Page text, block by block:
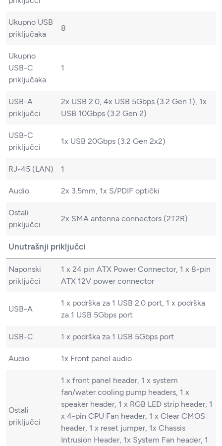
Ukupno USB
priključaka
8
Ukupno
USB-C
priključaka
1
USB-A
priključci
2x USB 2.0, 4x USB 5Gbps (3.2 Gen 1), 1x
USB 10Gbps (3.2 Gen 2)
USB-C
priključci
1x USB 20Gbps (3.2 Gen 2x2)
RJ-45 (LAN) 1
Audio 2x 3.5mm, 1x S/PDIF optički
Ostali
priključci
2x SMA antenna connectors (2T2R)
Unutrašnji priključci
Naponski
priključci
1 x 24 pin ATX Power Connector, 1 x 8-pin
ATX 12V power connector
USB-A
1 x podrška za 1 USB 2.0 port, 1 x podrška
za 1 USB 5Gbps port
USB-C 1 x podrška za 1 USB 5Gbps port
Audio 1x Front panel audio
Ostali
priključci
1 x front panel header, 1 x system
fan/water cooling pump headers, 1 x
speaker header, 1 x RGB LED strip header, 1
x 4-pin CPU Fan header, 1 x Clear CMOS
header, 1 x reset jumper, 1x Chassis
Intrusion Header, 1x System Fan header, 1